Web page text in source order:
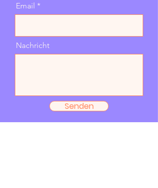
Email
Nachricht
Senden